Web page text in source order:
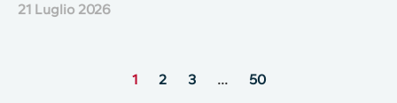
21 Luglio 2026
1 2 3 … 50